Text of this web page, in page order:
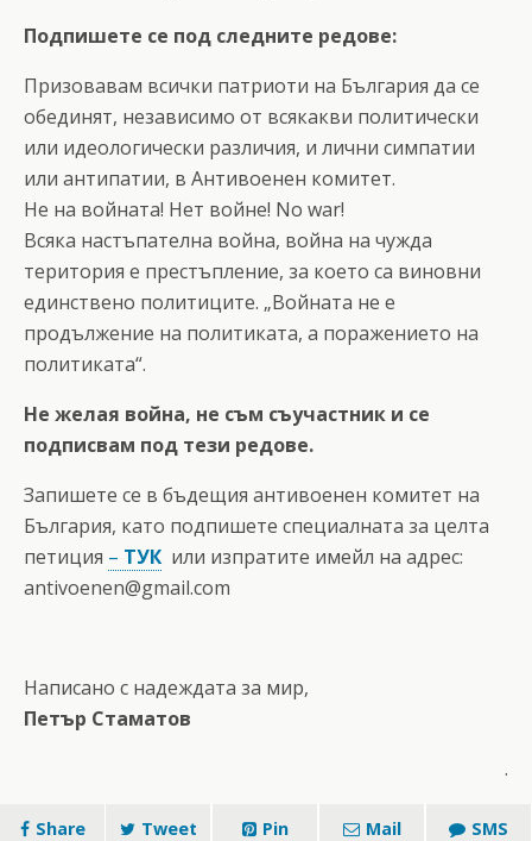
Подпишете се под следните редове:
Призовавам всички патриоти на България да се
обединят, независимо от всякакви политически
или идеологически различия, и лични симпатии
или антипатии, в Антивоенен комитет.
Не на войната! Нет войне! No war!
Всяка настъпателна война, война на чужда
територия е престъпление, за което са виновни
единствено политиците. „Войната не е
продължение на политиката, а поражението на
политиката“.
Не желая война, не съм съучастник и се
подписвам под тези редове.
Запишете се в бъдещия антивоенен комитет на
България, като подпишете специалната за целта
петиция – ТУК или изпратите имейл на адрес:
antivoenen@gmail.com
Написано с надеждата за мир,
Петър Стаматов
.
Share Tweet Pin Mail SMS